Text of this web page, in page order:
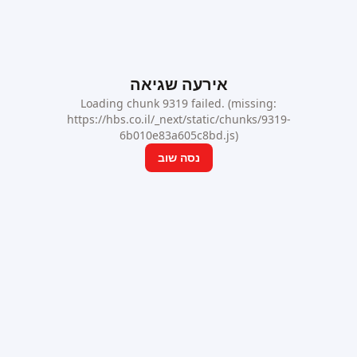
אירעה שגיאה
Loading chunk 9319 failed. (missing:
https://hbs.co.il/_next/static/chunks/9319-
6b010e83a605c8bd.js)